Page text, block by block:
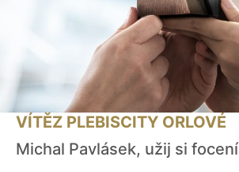
VÍTĚZ PLEBISCITY ORLOVÉ
Michal Pavlásek, užij si focení